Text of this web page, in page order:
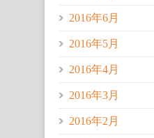
2016年6月
2016年5月
2016年4月
2016年3月
2016年2月